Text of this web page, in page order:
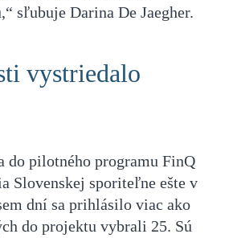
sľubuje Darina De Jaegher.
vystriedalo
do pilotného programu FinQ
Slovenskej sporiteľne ešte v
dní sa prihlásilo viac ako
do projektu vybrali 25. Sú